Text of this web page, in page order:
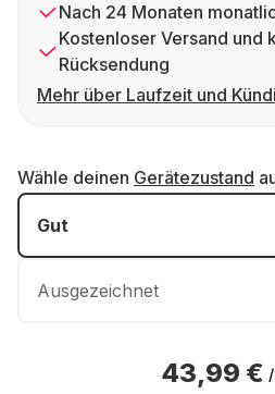
Nach 24 Monaten
Kostenloser Versand und
Rücksendung
Mehr über Laufzeit und
Wähle deinen Gerätezustand
Gut
Ausgezeichnet
43,99 €